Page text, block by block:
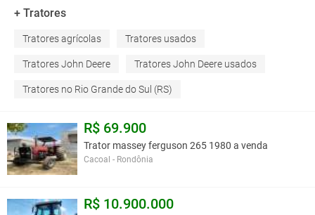
+ Tratores
Tratores agrícolas Tratores usados
Tratores John Deere Tratores John Deere usados
Tratores no Rio Grande do Sul (RS)
R$ 69.900
Trator massey ferguson 265 1980 a venda
Cacoal - Rondônia
R$ 10.900.000